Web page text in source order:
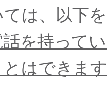
ては、以下
を持って
はできま